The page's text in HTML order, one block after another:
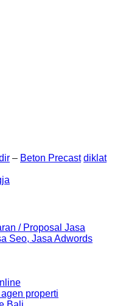
– Beton Precast diklat
/ Proposal Jasa
Seo, Jasa Adwords
properti